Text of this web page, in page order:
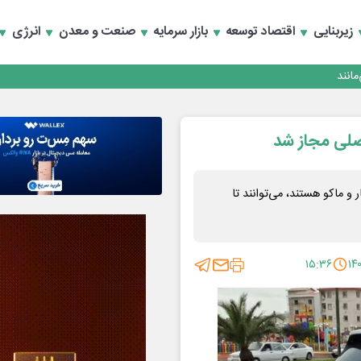
زیربنایی اقتصاد توسعه بازار سرمایه صنعت و معدن انرژی
ماکو هستند، می‌توانند تا
۱۵:۳۶